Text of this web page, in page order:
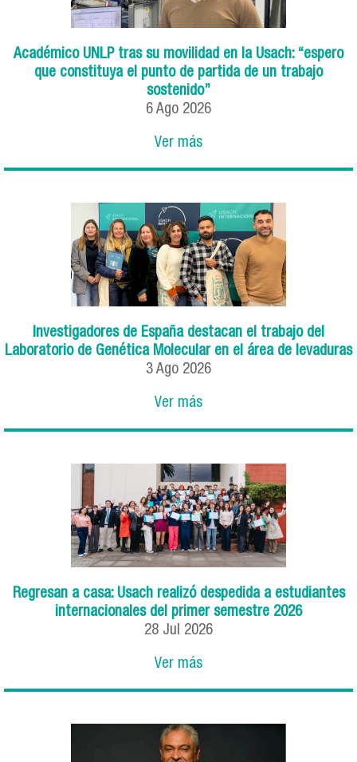
Académico UNLP tras su movilidad en la Usach: “espero
que constituya el punto de partida de un trabajo
sostenido”
6 Ago 2026
Ver más
Investigadores de España destacan el trabajo del
Laboratorio de Genética Molecular en el área de levaduras
3 Ago 2026
Ver más
Regresan a casa: Usach realizó despedida a estudiantes
internacionales del primer semestre 2026
28 Jul 2026
Ver más